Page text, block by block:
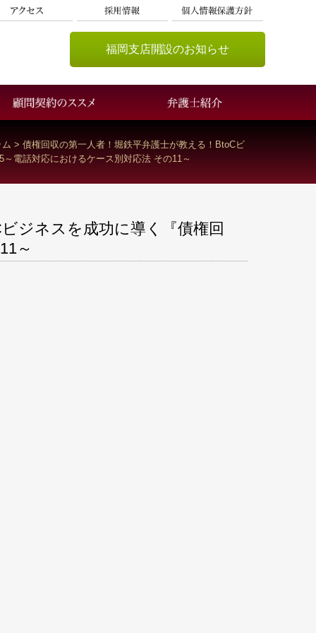
福岡支店開設のお知らせ
ム >債権回収の第一人者！堀鉄平弁護士が教える！BtoCビ
電話対応におけるケース別対応法 その11～
ジネスを成功に導く『債権回
～